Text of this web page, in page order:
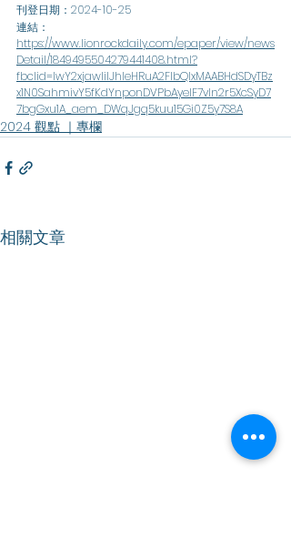
刊登日期：2024-10-25
連結：
https://www.lionrockdaily.com/epaper/view/news
Detail/1849495504279441408.html?
fbclid=IwY2xjawIiIJhleHRuA2FlbQIxMAABHdSDyTBz
x1N0SahmivY5fKdYnponDVPbAyelF7vIn2r5XcSyD7
7bgGxu1A_aem_DWqJgq5kuu15Gi0Z5y7S8A
2024 觀點 ｜專欄
相關文章